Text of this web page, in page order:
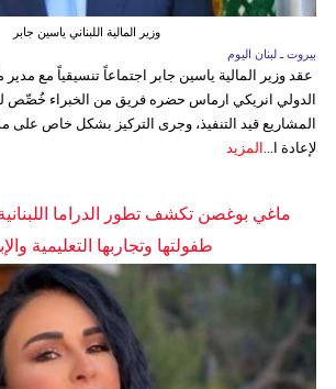
وزير المالية اللبناني ياسين جابر
بيروت ـ لبنان اليوم
عقد وزير المالية ياسين جابر اجتماعاً تنسيقياً مع
الدولي انريكي ارماس حضره فريق من الخبراء خُصِّص
لإعادة ا... المزيد
ماغي بوغصن تكشف تطور الدراما
طفولتها وتجاربها التعليمية